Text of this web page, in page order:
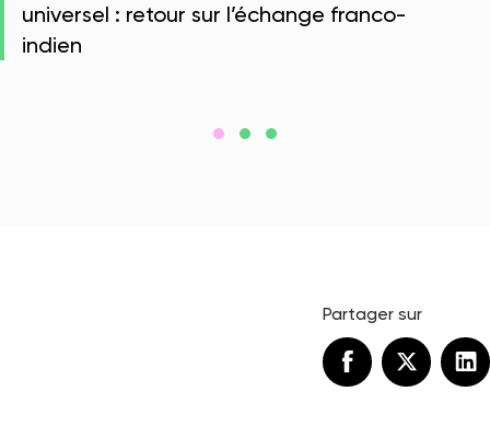
universel : retour sur l’échange franco-
indien
Partager sur